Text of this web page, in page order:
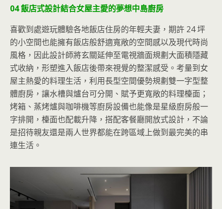
04 飯店式設計結合女屋主愛的夢想中島廚房
喜歡到處遊玩體驗各地飯店住房的年輕夫妻，期許 24 坪
的小空間也能擁有飯店般舒適寬敞的空間感以及現代時尚
風格，因此設計師將玄關延伸至電視牆面規劃大面積隱藏
式收納，形塑進入飯店後帶來視覺的整潔感受。考量到女
屋主熱愛的料理生活，利用長型空間優勢規劃雙一字型整
體廚房，讓水槽與爐台可分開、賦予更寬敞的料理檯面；
烤箱、蒸烤爐與咖啡機等廚房設備也能像是星級廚房般一
字排開，檯面也配載升降，搭配客餐廳開放式設計，不論
是招待親友還是兩人世界都能在跨區域上做到最完美的串
連生活。